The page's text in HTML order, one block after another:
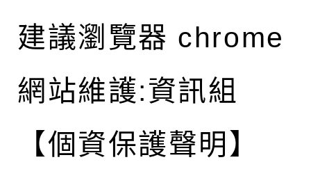
建議瀏覽器 chrome
網站維護:資訊組
【個資保護聲明】